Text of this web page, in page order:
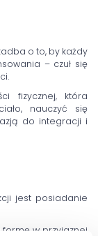
o to, by każdy
– czuł się
fizycznej, która
nauczyć się
do integracji i
jest posiadanie
w przyjaznej